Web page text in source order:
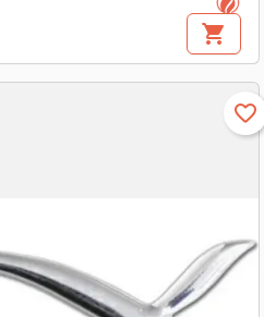
shopping_cart
favorite_border